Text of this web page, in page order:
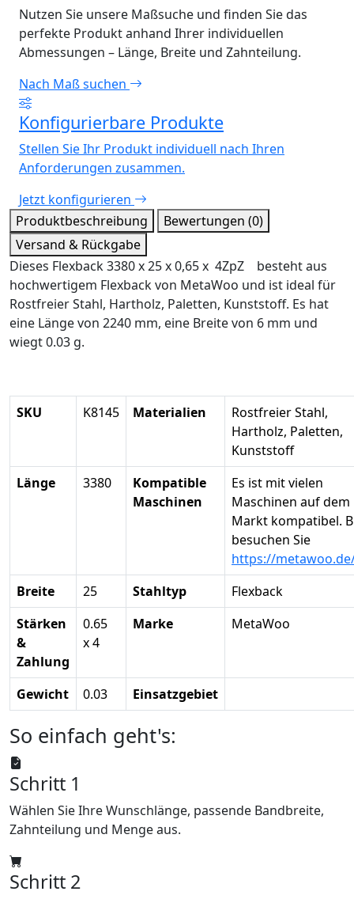
Nutzen Sie unsere Maßsuche und finden Sie das
perfekte Produkt anhand Ihrer individuellen
Abmessungen – Länge, Breite und Zahnteilung.
Nach Maß suchen
Konfigurierbare Produkte
Stellen Sie Ihr Produkt individuell nach Ihren
Anforderungen zusammen.
Jetzt konfigurieren
Produktbeschreibung
Bewertungen (0)
Versand & Rückgabe
Dieses Flexback 3380 x 25 x 0,65 x 4ZpZ besteht aus
hochwertigem Flexback von MetaWoo und ist ideal für
Rostfreier Stahl, Hartholz, Paletten, Kunststoff. Es hat
eine Länge von 2240 mm, eine Breite von 6 mm und
wiegt 0.03 g.
SKU K8145 Materialien
Rostfreier Stahl,
Hartholz, Paletten,
Kunststoff
Länge
3380
Kompatible
Maschinen
Es ist mit vielen
Maschinen auf dem
Markt kompatibel.
besuchen Sie
https://
Breite
25 Stahltyp
Flexback
Stärken
&
Zahlung
0.65
x 4
Marke MetaWoo
Gewicht 0.03 Einsatzgebiet
So einfach geht's:
Schritt 1
Wählen Sie Ihre Wunschlänge, passende Bandbreite,
Zahnteilung und Menge aus.
Schritt 2